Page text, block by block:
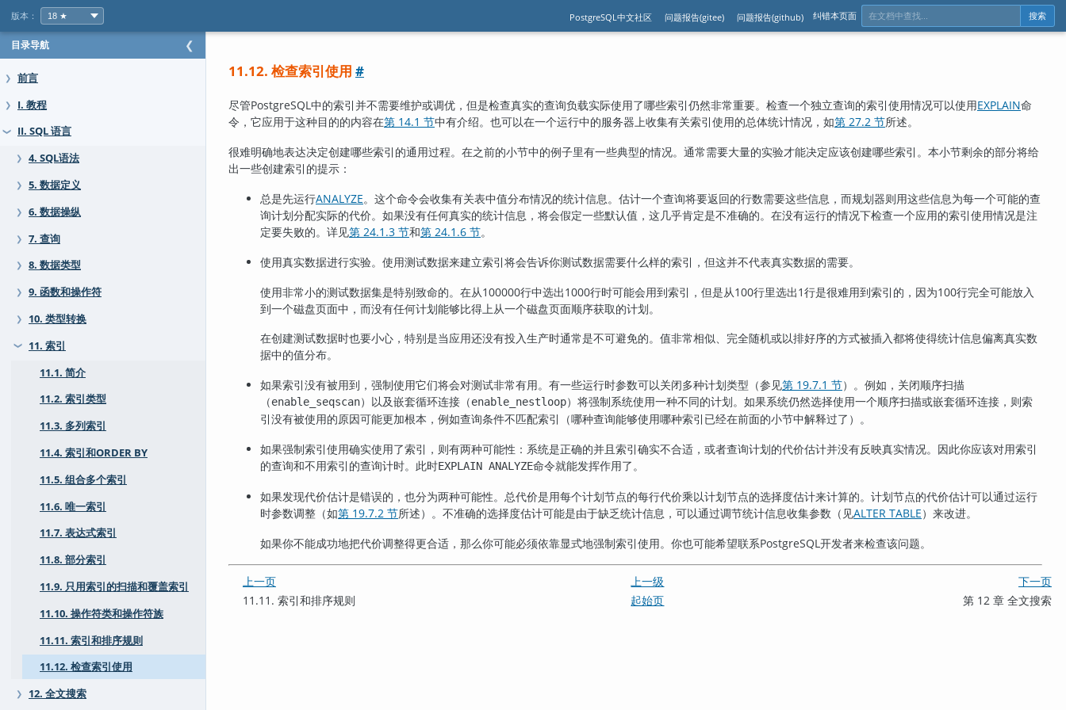
版本： PostgreSQL中文社区 问题报告(gitee) 问题报告(github) 纠错本页面 搜索
目录导航 ❮
❯ 前言
❯ I. 教程
❯ II. SQL 语言
❯ 4. SQL语法
❯ 5. 数据定义
❯ 6. 数据操纵
❯ 7. 查询
❯ 8. 数据类型
❯ 9. 函数和操作符
❯ 10. 类型转换
❯
11. 索引
11.1. 简介
11.2. 索引类型
11.3. 多列索引
11.4. 索引和ORDER BY
11.5. 组合多个索引
11.6. 唯一索引
11.7. 表达式索引
11.8. 部分索引
11.9. 只用索引的扫描和覆盖索引
11.10. 操作符类和操作符族
11.11. 索引和排序规则
11.12. 检查索引使用
❯ 12. 全文搜索
11.12. 检查索引使用 #
尽管PostgreSQL中的索引并不需要维护或调优，但是检查真实的查询负载实际使用了哪些索引仍然非常重要。检查一个独立查询的索引使用情况可以使用EXPLAIN命
令，它应用于这种目的的内容在第 14.1 节中有介绍。也可以在一个运行中的服务器上收集有关索引使用的总体统计情况，如第 27.2 节所述。
很难明确地表达决定创建哪些索引的通用过程。在之前的小节中的例子里有一些典型的情况。通常需要大量的实验才能决定应该创建哪些索引。本小节剩余的部分将给
出一些创建索引的提示：
总是先运行ANALYZE。这个命令会收集有关表中值分布情况的统计信息。估计一个查询将要返回的行数需要这些信息，而规划器则用这些信息为每一个可能的查
询计划分配实际的代价。如果没有任何真实的统计信息，将会假定一些默认值，这几乎肯定是不准确的。在没有运行的情况下检查一个应用的索引使用情况是注
定要失败的。详见第 24.1.3 节和第 24.1.6 节。
使用真实数据进行实验。使用测试数据来建立索引将会告诉你测试数据需要什么样的索引，但这并不代表真实数据的需要。
使用非常小的测试数据集是特别致命的。在从100000行中选出1000行时可能会用到索引，但是从100行里选出1行是很难用到索引的，因为100行完全可能放入
到一个磁盘页面中，而没有任何计划能够比得上从一个磁盘页面顺序获取的计划。
在创建测试数据时也要小心，特别是当应用还没有投入生产时通常是不可避免的。值非常相似、完全随机或以排好序的方式被插入都将使得统计信息偏离真实数
据中的值分布。
如果索引没有被用到，强制使用它们将会对测试非常有用。有一些运行时参数可以关闭多种计划类型（参见第 19.7.1 节）。例如，关闭顺序扫描
（enable_seqscan）以及嵌套循环连接（enable_nestloop）将强制系统使用一种不同的计划。如果系统仍然选择使用一个顺序扫描或嵌套循环连接，则索
引没有被使用的原因可能更加根本，例如查询条件不匹配索引（哪种查询能够使用哪种索引已经在前面的小节中解释过了）。
如果强制索引使用确实使用了索引，则有两种可能性：系统是正确的并且索引确实不合适，或者查询计划的代价估计并没有反映真实情况。因此你应该对用索引
的查询和不用索引的查询计时。此时EXPLAIN ANALYZE命令就能发挥作用了。
如果发现代价估计是错误的，也分为两种可能性。总代价是用每个计划节点的每行代价乘以计划节点的选择度估计来计算的。计划节点的代价估计可以通过运行
时参数调整（如第 19.7.2 节所述）。不准确的选择度估计可能是由于缺乏统计信息，可以通过调节统计信息收集参数（见ALTER TABLE）来改进。
如果你不能成功地把代价调整得更合适，那么你可能必须依靠显式地强制索引使用。你也可能希望联系PostgreSQL 开发者来检查该问题。
上一页 上一级
下一页
11.11. 索引和排序规则
起始页 第 12 章 全文搜索